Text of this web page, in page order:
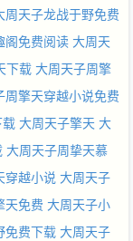
周天子龙战于野免费
阁免费阅读 大周天
下载 大周天子周擎
周擎天穿越小说免费
大周天子擎天 大
大周天子周挚天慕
穿越小说 大周天子
天免费 大周天子小
免费下载 大周天子